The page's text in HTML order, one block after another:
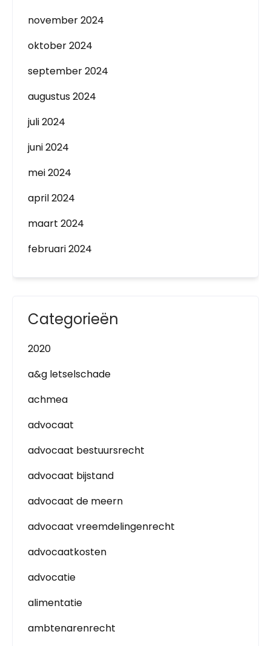
november 2024
oktober 2024
september 2024
augustus 2024
juli 2024
juni 2024
mei 2024
april 2024
maart 2024
februari 2024
Categorieën
2020
a&g letselschade
achmea
advocaat
advocaat bestuursrecht
advocaat bijstand
advocaat de meern
advocaat vreemdelingenrecht
advocaatkosten
advocatie
alimentatie
ambtenarenrecht